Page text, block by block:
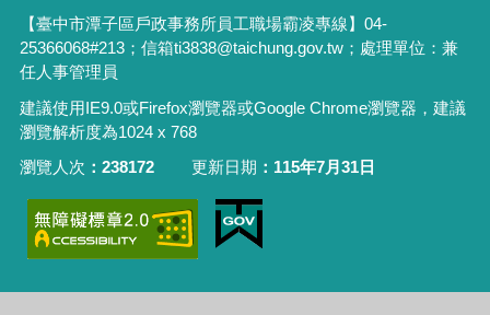
【臺中市潭子區戶政事務所員工職場霸凌專線】 04-
25366068#213；信箱ti3838@taichung.gov.tw；處理單位：兼
任人事管理員
建議使用IE9.0或Firefox瀏覽器或Google Chrome瀏覽器，建議
瀏覽解析度為1024 x 768
瀏覽人次
238172 更新日期 115年7月31日